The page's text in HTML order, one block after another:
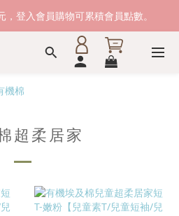
登入會員購物可累積會員點數。
登入會員購物可累積會員點數。
滿2000元，貨到付款免運。
超柔居家